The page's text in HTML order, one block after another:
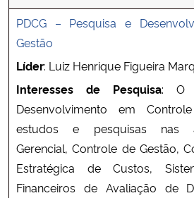
PDCG – Pesquisa e
Gestão
Líder: Luiz Henrique Figueira
Interesses de Pesquisa: O
Desenvolvimento em
estudos e pesquisas nas
Gerencial, Controle de Gestão,
Estratégica de Custos,
Financeiros de Avaliação de